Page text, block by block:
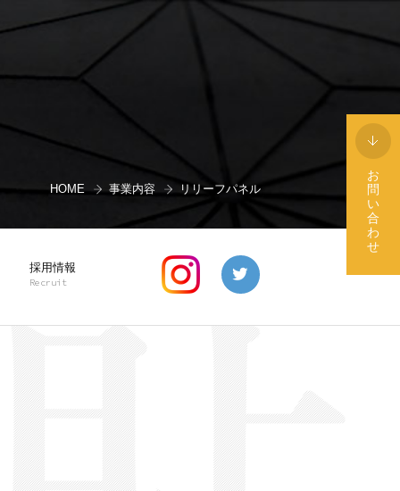
HOME 事業内容 リリーフパネル
採用情報
Recruit
正社員募集
お
問
い
合
わ
せ